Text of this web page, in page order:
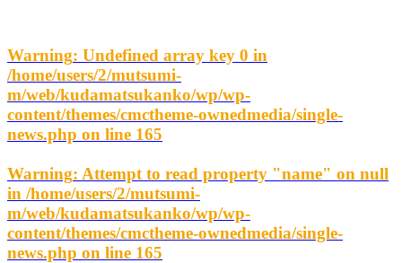
Warning: Undefined array key 0 in
/home/users/2/mutsumi-
m/web/kudamatsukanko/wp/wp-
content/themes/cmctheme-ownedmedia/single-
news.php on line 165
Warning: Attempt to read property "name" on null
in /home/users/2/mutsumi-
m/web/kudamatsukanko/wp/wp-
content/themes/cmctheme-ownedmedia/single-
news.php on line 165